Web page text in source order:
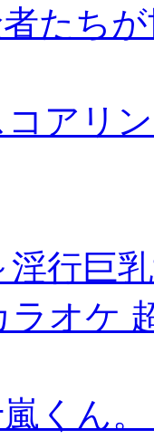
たち
アリ
行巨
オケ
くん。